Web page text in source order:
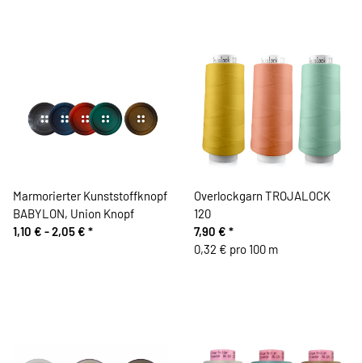
Marmorierter Kunststoffknopf
BABYLON, Union Knopf
1,10 € -2,05 € *
Overlockgarn TROJALOCK
120
7,90 € *
0,32 € pro 100 m